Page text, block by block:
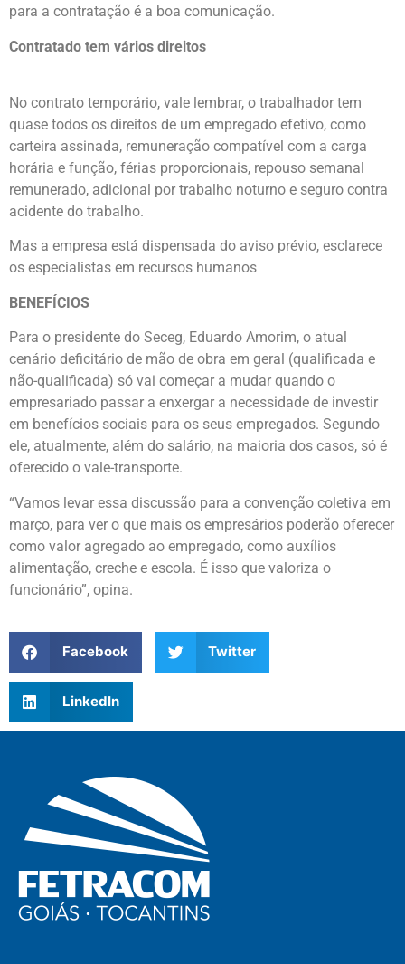
para a contratação é a boa comunicação.
Contratado tem vários direitos
No contrato temporário, vale lembrar, o trabalhador tem
quase todos os direitos de um empregado efetivo, como
carteira assinada, remuneração compatível com a carga
horária e função, férias proporcionais, repouso semanal
remunerado, adicional por trabalho noturno e seguro contra
acidente do trabalho.
Mas a empresa está dispensada do aviso prévio, esclarece
os especialistas em recursos humanos
BENEFÍCIOS
Para o presidente do Seceg, Eduardo Amorim, o atual
cenário deficitário de mão de obra em geral (qualificada e
não-qualificada) só vai começar a mudar quando o
empresariado passar a enxergar a necessidade de investir
em benefícios sociais para os seus empregados. Segundo
ele, atualmente, além do salário, na maioria dos casos, só é
oferecido o vale-transporte.
“Vamos levar essa discussão para a convenção coletiva em
março, para ver o que mais os empresários poderão oferecer
como valor agregado ao empregado, como auxílios
alimentação, creche e escola. É isso que valoriza o
funcionário”, opina.
Facebook Twitter
LinkedIn